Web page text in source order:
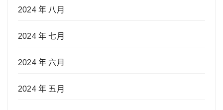
2024 年 八月
2024 年 七月
2024 年 六月
2024 年 五月